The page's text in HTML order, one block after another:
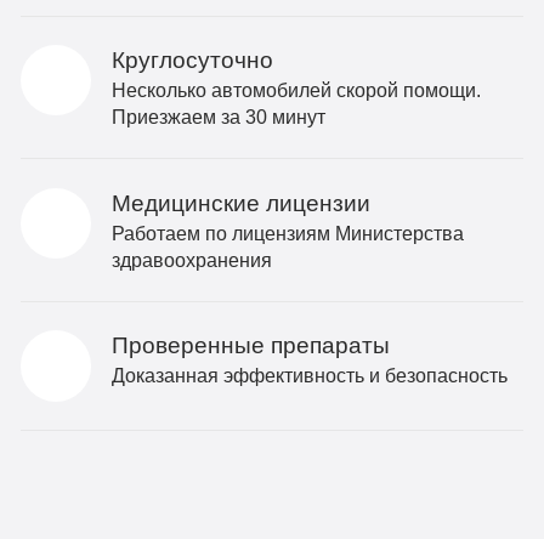
Круглосуточно
Несколько автомобилей скорой помощи.
Приезжаем за 30 минут
Медицинские лицензии
Работаем по лицензиям Министерства
здравоохранения
Проверенные препараты
Доказанная эффективность и безопасность